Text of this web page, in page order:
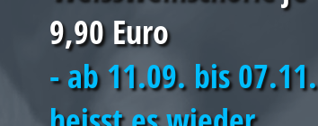
9,90 Euro
- ab 11.09. bis 07.11.